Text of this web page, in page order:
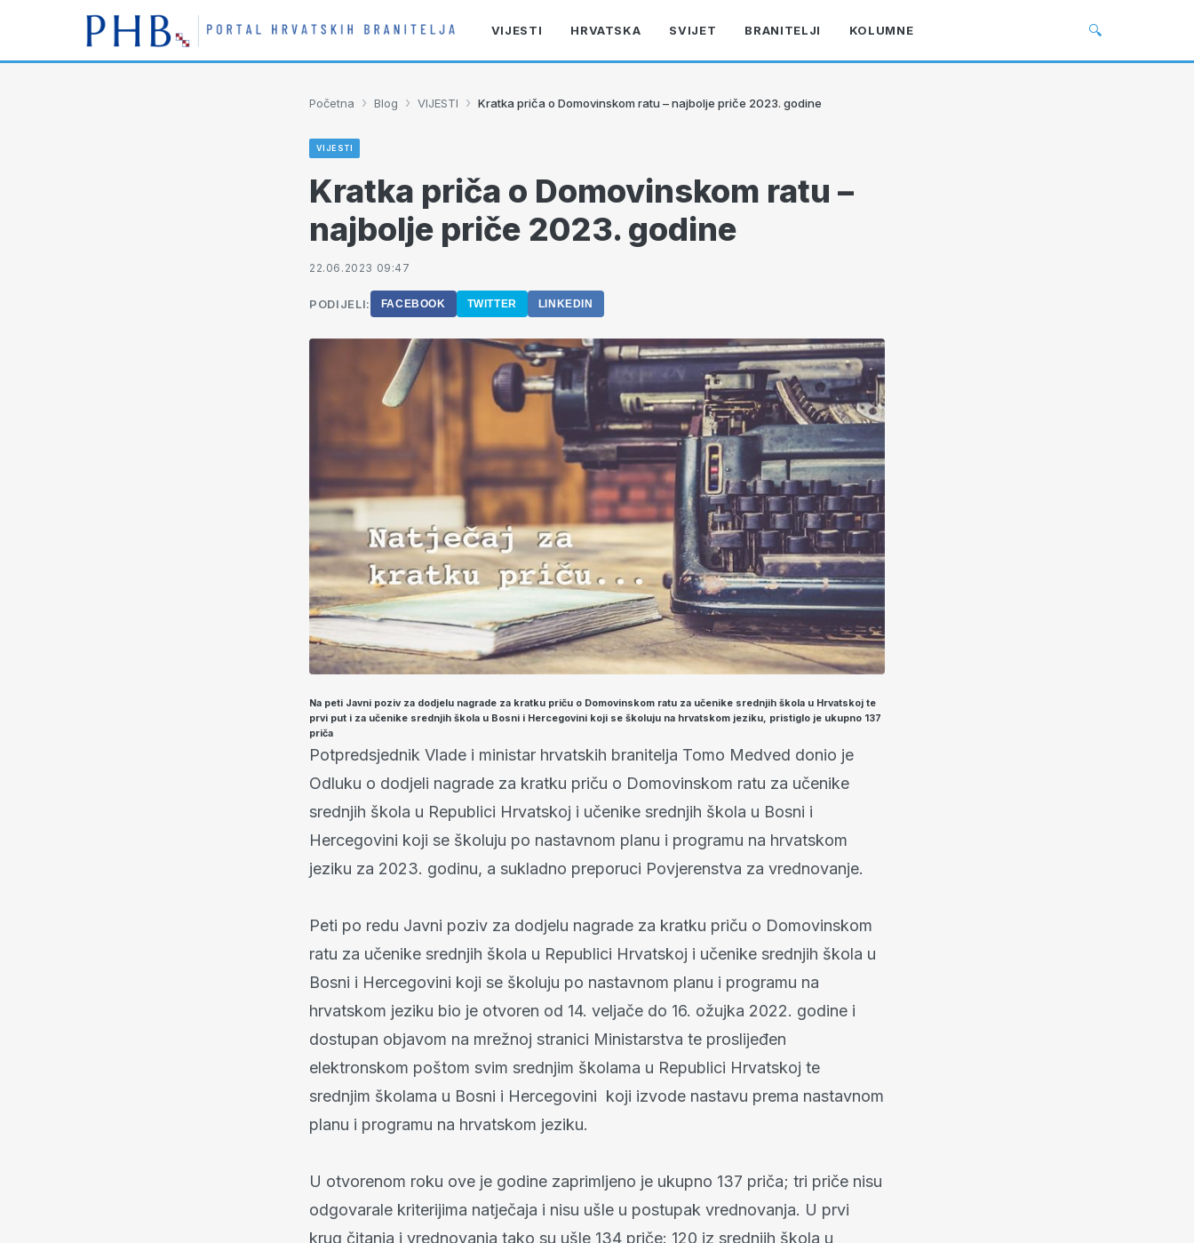
VIJESTI HRVATSKA SVIJET BRANITELJI KOLUMNE 🔍
Početna › Blog › VIJESTI › Kratka priča o Domovinskom ratu – najbolje priče 2023. godine
VIJESTI
Kratka priča o Domovinskom ratu –
najbolje priče 2023. godine
22.06.2023 09:47
PODIJELI: FACEBOOK TWITTER LINKEDIN
Na peti Javni poziv za dodjelu nagrade za kratku priču o Domovinskom ratu za učenike srednjih škola u Hrvatskoj te
prvi put i za učenike srednjih škola u Bosni i Hercegovini koji se školuju na hrvatskom jeziku, pristiglo je ukupno 137
priča
Potpredsjednik Vlade i ministar hrvatskih branitelja Tomo Medved donio je
Odluku o dodjeli nagrade za kratku priču o Domovinskom ratu za učenike
srednjih škola u Republici Hrvatskoj i učenike srednjih škola u Bosni i
Hercegovini koji se školuju po nastavnom planu i programu na hrvatskom
jeziku za 2023. godinu, a sukladno preporuci Povjerenstva za vrednovanje.
Peti po redu Javni poziv za dodjelu nagrade za kratku priču o Domovinskom
ratu za učenike srednjih škola u Republici Hrvatskoj i učenike srednjih škola u
Bosni i Hercegovini koji se školuju po nastavnom planu i programu na
hrvatskom jeziku bio je otvoren od 14. veljače do 16. ožujka 2022. godine i
dostupan objavom na mrežnoj stranici Ministarstva te proslijeđen
elektronskom poštom svim srednjim školama u Republici Hrvatskoj te
srednjim školama u Bosni i Hercegovini koji izvode nastavu prema nastavnom
planu i programu na hrvatskom jeziku.
U otvorenom roku ove je godine zaprimljeno je ukupno 137 priča; tri priče nisu
odgovarale kriterijima natječaja i nisu ušle u postupak vrednovanja. U prvi
krug čitanja i vrednovanja tako su ušle 134 priče: 120 iz srednjih škola u